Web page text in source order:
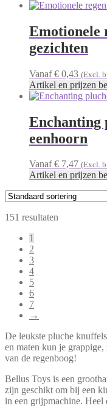
Emotionele
gezichten
Vanaf € 0,43 (Excl.
Artikel en prijzen
Enchanting
eenhoorn
Vanaf € 7,47 (Excl.
Artikel en prijzen
151 resultaten
1
2
3
4
5
6
7
→
De leukste pluche
en maten kun je
van de regenboog!
Bellus Toys is een
zijn geschikt om bij een
in een grijpmachine.